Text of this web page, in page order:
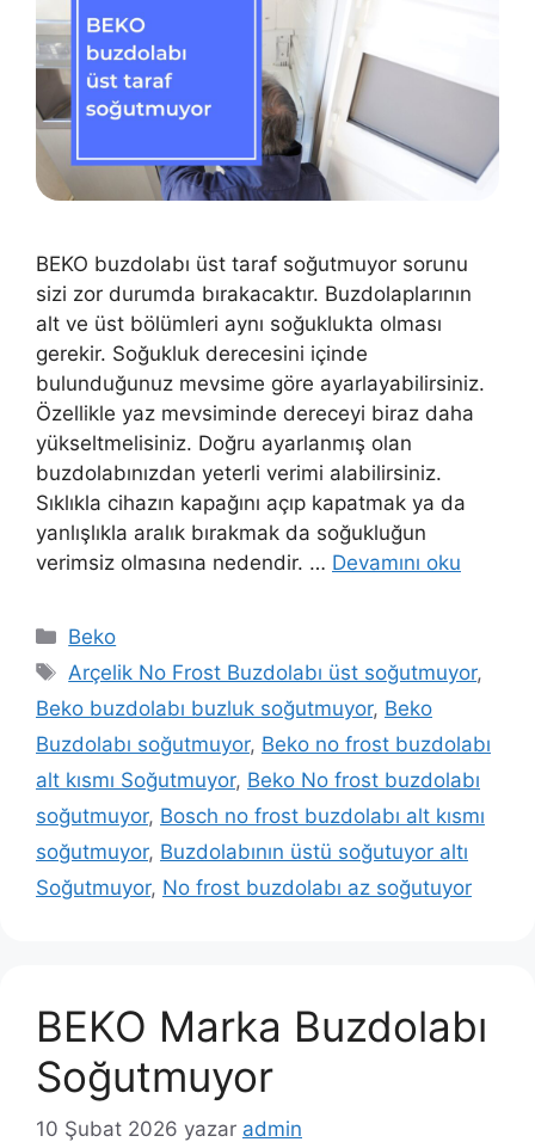
BEKO buzdolabı üst taraf soğutmuyor sorunu
sizi zor durumda bırakacaktır. Buzdolaplarının
alt ve üst bölümleri aynı soğuklukta olması
gerekir. Soğukluk derecesini içinde
bulunduğunuz mevsime göre ayarlayabilirsiniz.
Özellikle yaz mevsiminde dereceyi biraz daha
yükseltmelisiniz. Doğru ayarlanmış olan
buzdolabınızdan yeterli verimi alabilirsiniz.
Sıklıkla cihazın kapağını açıp kapatmak ya da
yanlışlıkla aralık bırakmak da soğukluğun
verimsiz olmasına nedendir. … Devamını oku
Kategoriler
Beko
Etiketler
Arçelik No Frost Buzdolabı üst soğutmuyor,
Beko buzdolabı buzluk soğutmuyor, Beko
Buzdolabı soğutmuyor, Beko no frost buzdolabı
alt kısmı Soğutmuyor, Beko No frost buzdolabı
soğutmuyor, Bosch no frost buzdolabı alt kısmı
soğutmuyor, Buzdolabının üstü soğutuyor altı
Soğutmuyor, No frost buzdolabı az soğutuyor
BEKO Marka Buzdolabı
Soğutmuyor
10 Şubat 2026 yazar admin